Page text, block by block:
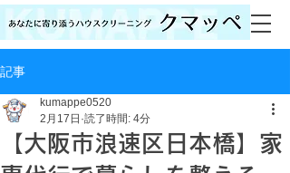
記事
【大阪市浪速区日本橋】家
kumappe0520
2月17日 読了時間: 4分